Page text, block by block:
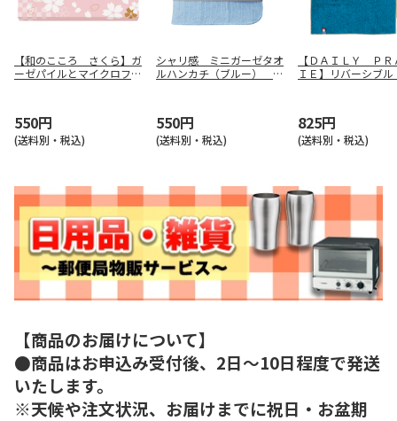
【和のこころ さくら】ガ
ーゼパイルとマイクロファ
550円
(送料別・税込)
シャリ感 ミニガーゼタオ
ルハンカチ（ブルー） Ｓ
550円
(送料別・税込)
【ＤＡＩＬＹ ＰＲ
ＩＥ】リバーシブ
825円
(送料別・税込)
【商品のお届けについて】
●商品はお申込み受付後、2日～10日程度で発送
いたします。
※天候や注文状況、お届けまでに祝日・お盆期